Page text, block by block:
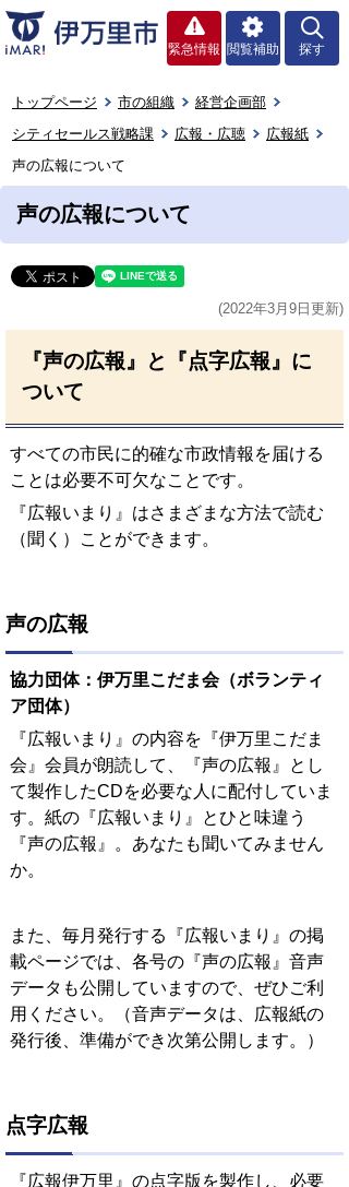
緊急情報 閲覧補助 探す
トップページ 市の組織
経営企画部
シティセールス戦略課
広報・広聴
広報紙
声の広報について
声の広報について
(2022年3月9日更新)
『声の広報』と『点字広報』に
ついて
すべての市民に的確な市政情報を届ける
ことは必要不可欠なことです。
『広報いまり』はさまざまな方法で読む
（聞く）ことができます。
声の広報
協力団体：伊万里こだま会（ボランティ
ア団体）
『広報いまり』の内容を『伊万里こだま
会』会員が朗読して、『声の広報』とし
て製作したCDを必要な人に配付していま
す。紙の『広報いまり』とひと味違う
『声の広報』。あなたも聞いてみません
か。
また、毎月発行する『広報いまり』の掲
載ページでは、各号の『声の広報』音声
データも公開していますので、ぜひご利
用ください。（音声データは、広報紙の
発行後、準備ができ次第公開します。）
点字広報
『広報伊万里』の点字版を製作し、必要